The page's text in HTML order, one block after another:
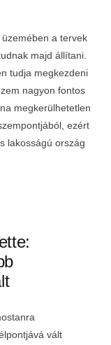
a tervek
majd állítani.
tudja megkezdeni
nagyon fontos
megkerülhetetlen
ezért
lakosságú ország
vált